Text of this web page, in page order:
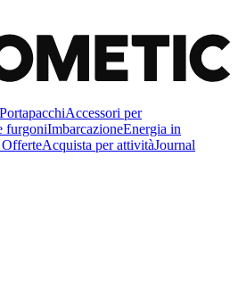
PortapacchiAccessori per
furgoniImbarcazioneEnergia in
OfferteAcquista per attivitàJournal